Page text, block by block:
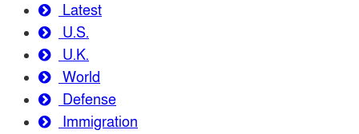
Latest
U.S.
U.K.
World
Defense
Immigration